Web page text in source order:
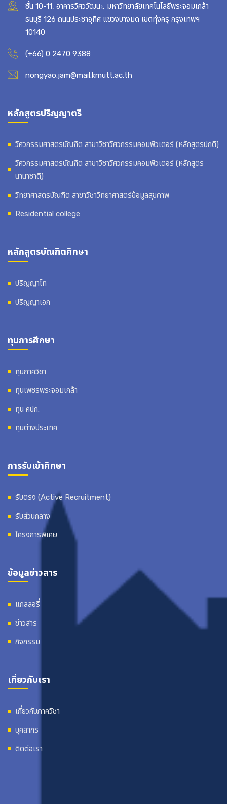
ชั้น 10-11, อาคารวิศววัฒนะ, มหาวิทยาลัยเทคโนโลยีพระจอมเกล้า
ธนบุรี 126 ถนนประชาอุทิศ แขวงบางมด เขตทุ่งครุ กรุงเทพฯ
10140
(+66) 0 2470 9388
nongyao.jam@mail.kmutt.ac.th
หลักสูตรปริญญาตรี
วิศวกรรมศาสตรบัณฑิต สาขาวิชาวิศวกรรมคอมพิวเตอร์ (หลักสูตรปกติ)
วิศวกรรมศาสตรบัณฑิต สาขาวิชาวิศวกรรมคอมพิวเตอร์ (หลักสูตร
นานาชาติ)
วิทยาศาสตรบัณฑิต สาขาวิชาวิทยาศาสตร์ข้อมูลสุขภาพ
Residential college
หลักสูตรบัณฑิตศึกษา
ปริญญาโท
ปริญญาเอก
ทุนการศึกษา
ทุนภาควิชา
ทุนเพชรพระจอมเกล้า
ทุน คปก.
ทุนต่างประเทศ
การรับเข้าศึกษา
รับตรง (Active Recruitment)
รับส่วนกลาง
โครงการพิเศษ
ข้อมูลข่าวสาร
แกลลอรี่
ข่าวสาร
กิจกรรม
เกี่ยวกับเรา
เกี่ยวกับภาควิชา
บุคลากร
ติดต่อเรา